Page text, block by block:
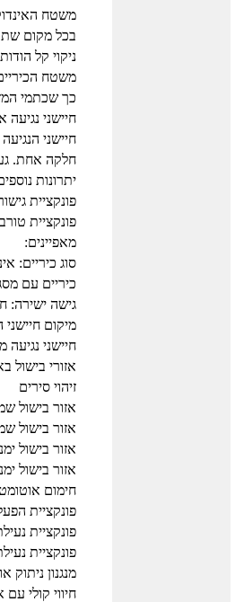
משטח
בכל מקום
ניקוי קל
משטח
כך שכתמי
חיישני
חיישני
חלקה אחת.
יתרונות
פונקציית
פונקציית
מאפיינים:
סוג כיריים:
כיריים עם
גישה ישירה:
מיקום חיישני
חיישני נגיעה
אזורי בישול
זיהוי סירים
אזור בישול שמאלי
אזור בישול שמאלי
אזור בישול ימני קדמי:
אזור בישול ימני אחורי:
חימום
פונקציית
פונקציית
פונקציית
מנגנון ניתוק
חיווי קולי